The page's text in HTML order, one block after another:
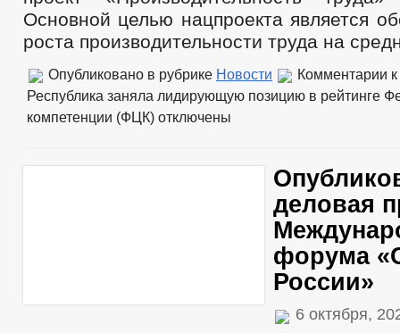
Основной целью нацпроекта является
роста производительности труда на
Опубликовано в рубрике Новости Комментарии
Республика заняла лидирующую позицию в рейтинге
компетенции (ФЦК) отключены
деловая
форума
России»
6 октября,